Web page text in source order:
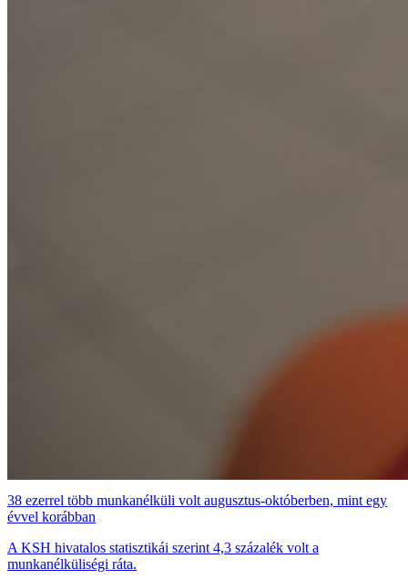
38 ezerrel több munkanélküli volt augusztus-októberben, mint egy
évvel korábban
A KSH hivatalos statisztikái szerint 4,3 százalék volt a
munkanélküliségi ráta.